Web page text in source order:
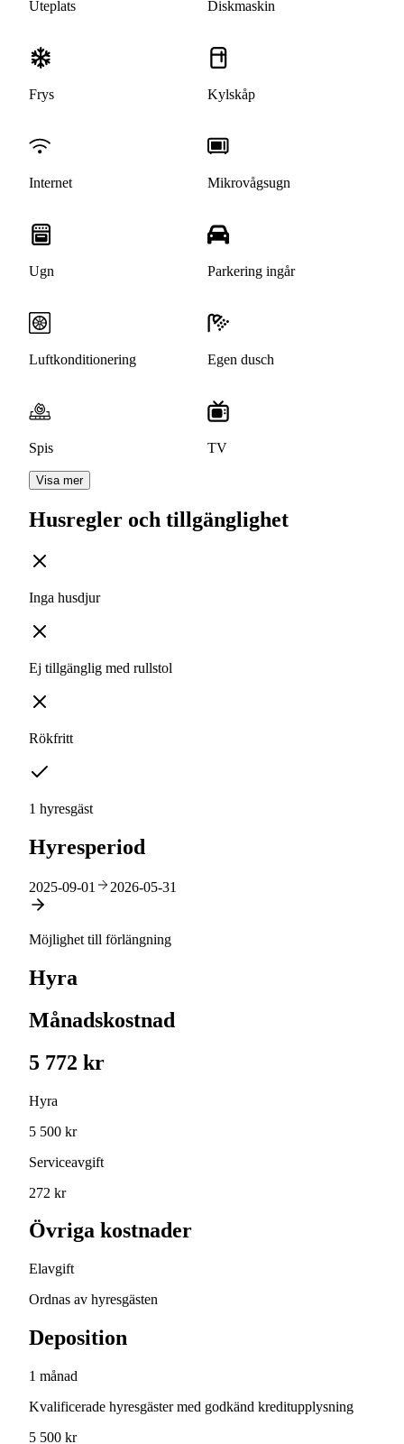
Uteplats Diskmaskin
Frys Kylskåp
Internet Mikrovågsugn
Ugn Parkering ingår
Luftkonditionering Egen dusch
Spis TV
Visa mer
Husregler och tillgänglighet
Inga husdjur
Ej tillgänglig med rullstol
Rökfritt
1 hyresgäst
Hyresperiod
2025-09-01 2026-05-31
Möjlighet till förlängning
Hyra
Månadskostnad
5 772 kr
Hyra
5 500 kr
Serviceavgift
272 kr
Övriga kostnader
Elavgift
Ordnas av hyresgästen
Deposition
1 månad
Kvalificerade hyresgäster med godkänd kreditupplysning
5 500 kr